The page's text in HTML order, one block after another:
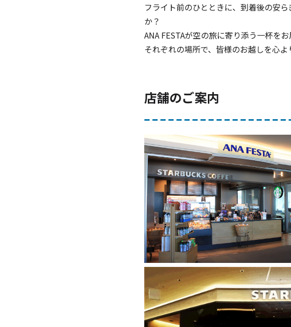
フライト前のひとときに、到着後の安
か？
ANA FESTAが空の旅に寄り添う一杯をお
それぞれの場所で、皆様のお越しを心よ
店舗のご案内